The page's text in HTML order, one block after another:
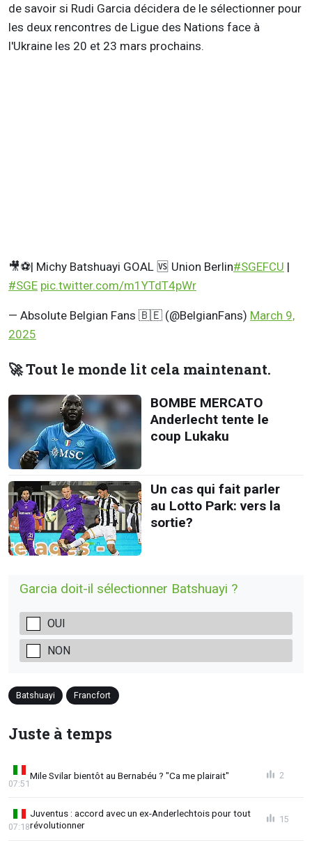
de savoir si Rudi Garcia décidera de le sélectionner pour
les deux rencontres de Ligue des Nations face à
l'Ukraine les 20 et 23 mars prochains.
🎥⚽️| Michy Batshuayi GOAL 🆚 Union Berlin#SGEFCU |
#SGE pic.twitter.com/m1YTdT4pWr
— Absolute Belgian Fans 🇧🇪 (@BelgianFans) March 9,
2025
🚀 Tout le monde lit cela maintenant.
BOMBE MERCATO
Anderlecht tente le
coup Lukaku
Un cas qui fait parler
au Lotto Park: vers la
sortie?
Garcia doit-il sélectionner Batshuayi ?
OUI
NON
Batshuayi Francfort
Juste à temps
Mile Svilar bientôt au Bernabéu ? "Ca me plairait"
07:51
2
Juventus : accord avec un ex-Anderlechtois pour tout
révolutionner
07:18
15